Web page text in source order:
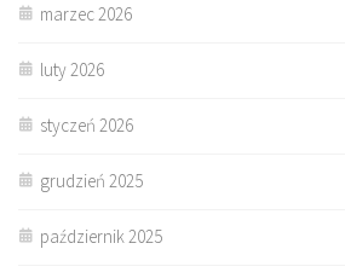
marzec 2026
luty 2026
styczeń 2026
grudzień 2025
październik 2025